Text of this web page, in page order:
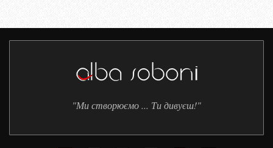
"Ми створюємо ... Ти дивуєш!"